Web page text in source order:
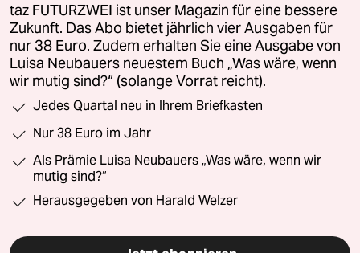
taz FUTURZWEI ist unser Magazin für eine bessere
Zukunft. Das Abo bietet jährlich vier Ausgaben für
nur 38 Euro. Zudem erhalten Sie eine Ausgabe von
Luisa Neubauers neuestem Buch „Was wäre, wenn
wir mutig sind?“ (solange Vorrat reicht).
Jedes Quartal neu in Ihrem Briefkasten
Nur 38 Euro im Jahr
Als Prämie Luisa Neubauers „Was wäre, wenn wir
mutig sind?“
Herausgegeben von Harald Welzer